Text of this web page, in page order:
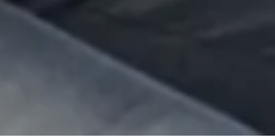
Plan du site
Déclaration de protection des données